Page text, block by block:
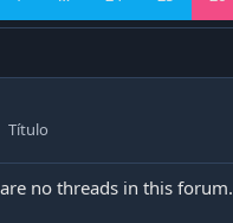
Título
no threads in this forum.